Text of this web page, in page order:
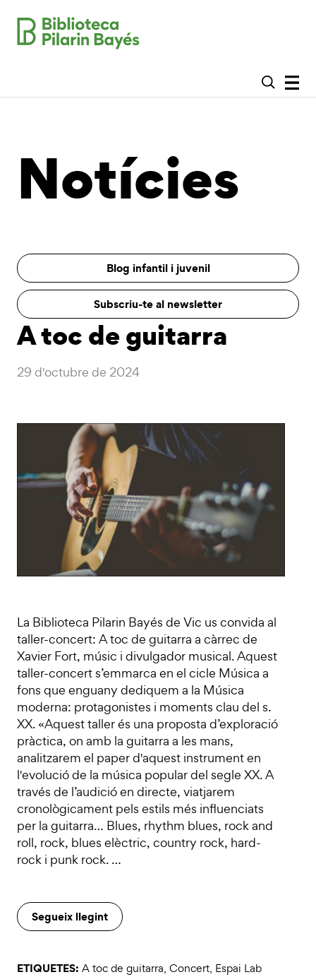
Notícies
Blog infantil i juvenil
Subscriu-te al newsletter
A toc de guitarra
29 d'octubre de 2024
La Biblioteca Pilarin Bayés de Vic us convida al
taller-concert: A toc de guitarra a càrrec de
Xavier Fort, músic i divulgador musical. Aquest
taller-concert s’emmarca en el cicle Música a
fons que enguany dediquem a la Música
moderna: protagonistes i moments clau del s.
XX. «Aquest taller és una proposta d’exploració
pràctica, on amb la guitarra a les mans,
analitzarem el paper d'aquest instrument en
l'evolució de la música popular del segle XX. A
través de l’audició en directe, viatjarem
cronològicament pels estils més influenciats
per la guitarra… Blues, rhythm blues, rock and
roll, rock, blues elèctric, country rock, hard-
rock i punk rock. …
Segueix llegint
ETIQUETES: A toc de guitarra, Concert, Espai Lab